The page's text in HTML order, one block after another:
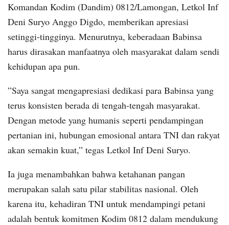
Komandan Kodim (Dandim) 0812/Lamongan, Letkol Inf
Deni Suryo Anggo Digdo, memberikan apresiasi
setinggi-tingginya. Menurutnya, keberadaan Babinsa
harus dirasakan manfaatnya oleh masyarakat dalam sendi
kehidupan apa pun.
​”Saya sangat mengapresiasi dedikasi para Babinsa yang
terus konsisten berada di tengah-tengah masyarakat.
Dengan metode yang humanis seperti pendampingan
pertanian ini, hubungan emosional antara TNI dan rakyat
akan semakin kuat,” tegas Letkol Inf Deni Suryo.
​Ia juga menambahkan bahwa ketahanan pangan
merupakan salah satu pilar stabilitas nasional. Oleh
karena itu, kehadiran TNI untuk mendampingi petani
adalah bentuk komitmen Kodim 0812 dalam mendukung